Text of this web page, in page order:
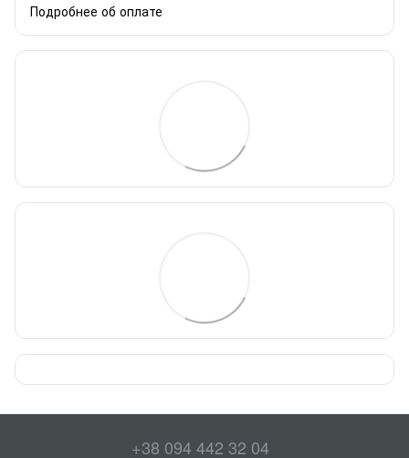
Подробнее об оплате
+38 094 442 32 04